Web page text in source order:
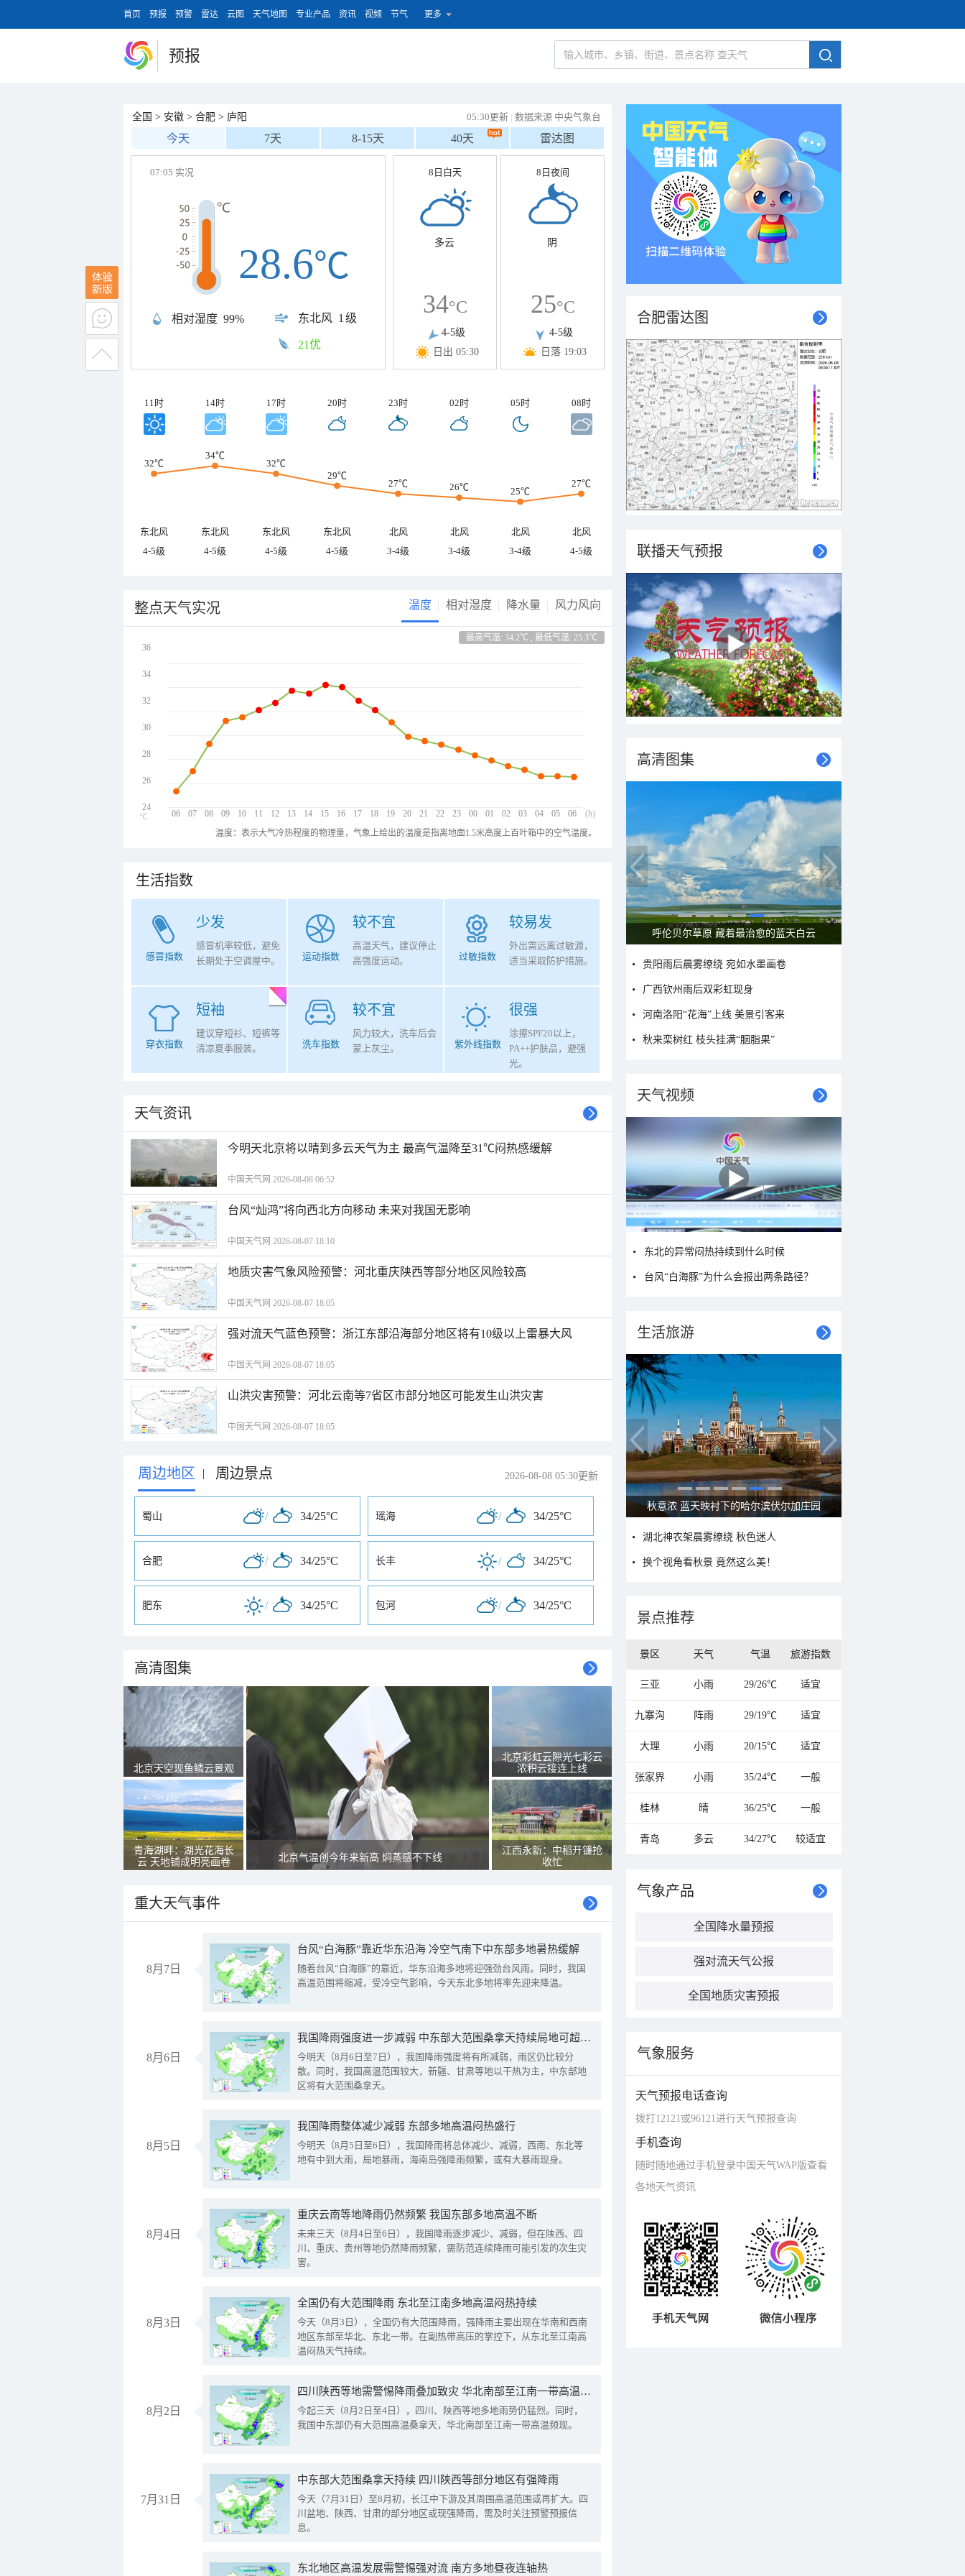
首页 预报 预警 雷达 云图 天气地图 专业产品 资讯 视频 节气 更多
预报
全国 > 安徽 > 合肥 > 庐阳 05:30更新 | 数据来源 中央气象台
今天 7天 8-15天 40天 雷达图
07:05 实况
相对湿度 99% 东北风 1级
28.6℃
21优
8日白天
多云
34°C
4-5级
日出 05:30
8日夜间
阴
25°C
4-5级
日落 19:03
11时 14时 17时 20时 23时 02时 05时 08时
32℃
34℃
32℃
29℃
27℃ 26℃ 25℃
27℃
东北风 东北风 东北风 东北风 北风 北风 北风
北风
4-5级
4-5级 4-5级 4-5级 3-4级 3-4级 3-4级 4-5级
整点天气实况 温度 相对湿度 降水量 风力风向
最高气温: 34.2℃ , 最低气温: 25.3℃
06 07 08 09 10 11 12 13 14 15 16 17 18 19 20 21 22 23 00 01 02 03 04 05 06
36
34
32
30
28
26
24
(h)
℃
温度：表示大气冷热程度的物理量，气象上给出的温度是指离地面1.5米高度上百叶箱中的空气温度。
生活指数
少发
感冒指数
感冒机率较低，避免
长期处于空调屋中。
较不宜
运动指数
高温天气，建议停止
高强度运动。
较易发
过敏指数
外出需远离过敏源，
适当采取防护措施。
短袖
穿衣指数
建议穿短衫、短裤等
清凉夏季服装。
较不宜
洗车指数
风力较大，洗车后会
蒙上灰尘。
很强
紫外线指数
涂擦SPF20以上，
PA++护肤品，避强
光。
天气资讯
今明天北京将以晴到多云天气为主 最高气温降至31℃闷热感缓解
中国天气网 2026-08-08 06:52
台风“灿鸿”将向西北方向移动 未来对我国无影响
中国天气网 2026-08-07 18:10
地质灾害气象风险预警：河北重庆陕西等部分地区风险较高
中国天气网 2026-08-07 18:05
强对流天气蓝色预警：浙江东部沿海部分地区将有10级以上雷暴大风
中国天气网 2026-08-07 18:05
山洪灾害预警：河北云南等7省区市部分地区可能发生山洪灾害
中国天气网 2026-08-07 18:05
周边地区 | 周边景点 2026-08-08 05:30更新
蜀山 / 34/25°C 瑶海 / 34/25°C
合肥 / 34/25°C 长丰 / 34/25°C
肥东 / 34/25°C 包河 / 34/25°C
高清图集
北京天空现鱼鳞云景观
青海湖畔：湖光花海长
云 天地铺成明亮画卷
北京气温创今年来新高 焖蒸感不下线
北京彩虹云隙光七彩云
浓积云接连上线
江西永新：中稻开镰抢
收忙
重大天气事件
8月7日
台风“白海豚”靠近华东沿海 冷空气南下中东部多地暑热缓解
随着台风“白海豚”的靠近，华东沿海多地将迎强劲台风雨。同时，我国
高温范围将缩减，受冷空气影响，今天东北多地将率先迎来降温。
8月6日
我国降雨强度进一步减弱 中东部大范围桑拿天持续局地可超38℃
今明天（8月6日至7日），我国降雨强度将有所减弱，雨区仍比较分
散。同时，我国高温范围较大，新疆、甘肃等地以干热为主，中东部地
区将有大范围桑拿天。
8月5日
我国降雨整体减少减弱 东部多地高温闷热盛行
今明天（8月5日至6日），我国降雨将总体减少、减弱，西南、东北等
地有中到大雨，局地暴雨，海南岛强降雨频繁，或有大暴雨现身。
8月4日
重庆云南等地降雨仍然频繁 我国东部多地高温不断
未来三天（8月4日至6日），我国降雨逐步减少、减弱，但在陕西、四
川、重庆、贵州等地仍然降雨频繁，需防范连续降雨可能引发的次生灾
害。
8月3日
全国仍有大范围降雨 东北至江南多地高温闷热持续
今天（8月3日），全国仍有大范围降雨，强降雨主要出现在华南和西南
地区东部至华北、东北一带。在副热带高压的掌控下，从东北至江南高
温闷热天气持续。
8月2日
四川陕西等地需警惕降雨叠加致灾 华北南部至江南一带高温频现
今起三天（8月2日至4日），四川、陕西等地多地雨势仍猛烈。同时，
我国中东部仍有大范围高温桑拿天，华北南部至江南一带高温频现。
7月31日
中东部大范围桑拿天持续 四川陕西等部分地区有强降雨
今天（7月31日）至8月初，长江中下游及其周围高温范围或再扩大。四
川盆地、陕西、甘肃的部分地区或现强降雨，需及时关注预警预报信
息。
东北地区高温发展需警惕强对流 南方多地昼夜连轴热
合肥雷达图
联播天气预报
高清图集
一组图感受水中消暑快乐瞬间
贵阳雨后晨雾缭绕 宛如水墨画卷
广西钦州雨后双彩虹现身
河南洛阳“花海”上线 美景引客来
秋来栾树红 枝头挂满“胭脂果”
天气视频
东北的异常闷热持续到什么时候
台风“白海豚”为什么会报出两条路径？
生活旅游
大美新疆—帕米尔高原好风光
湖北神农架晨雾缭绕 秋色迷人
换个视角看秋景 竟然这么美！
景点推荐
景区 天气 气温 旅游指数
三亚 小雨 29/26℃ 适宜
九寨沟 阵雨 29/19℃ 适宜
大理 小雨 20/15℃ 适宜
张家界 小雨 35/24℃ 一般
桂林 晴 36/25℃ 一般
青岛 多云 34/27℃ 较适宜
气象产品
全国降水量预报
强对流天气公报
全国地质灾害预报
气象服务
天气预报电话查询
拨打12121或96121进行天气预报查询
手机查询
随时随地通过手机登录中国天气WAP版查看
各地天气资讯